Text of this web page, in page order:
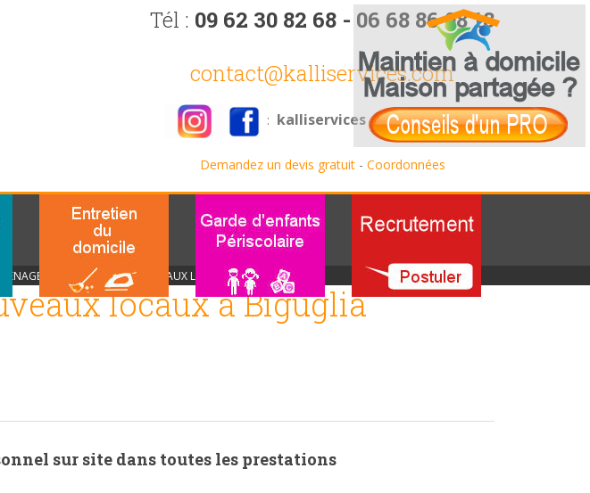
Tél : 09 62 30 82 68 - 06 68 86 08 18
contact@kalliservices.com
: kalliservices
Demandez un devis gratuit- Coordonnées
DANS NOS NOUVEAUX LOCAUX À BIGUGLIA
locaux à Biguglia
sur site dans toutes les prestations